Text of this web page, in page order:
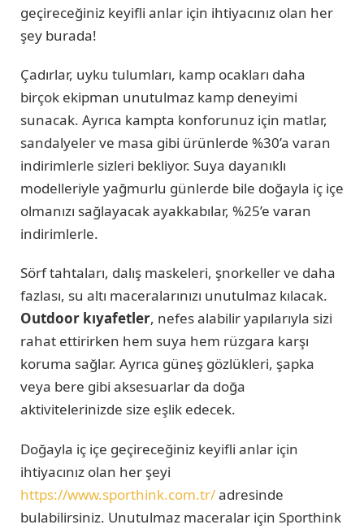
geçireceğiniz keyifli anlar için ihtiyacınız olan her
şey burada!
Çadırlar, uyku tulumları, kamp ocakları daha
birçok ekipman unutulmaz kamp deneyimi
sunacak. Ayrıca kampta konforunuz için matlar,
sandalyeler ve masa gibi ürünlerde %30’a varan
indirimlerle sizleri bekliyor. Suya dayanıklı
modelleriyle yağmurlu günlerde bile doğayla iç içe
olmanızı sağlayacak ayakkabılar, %25’e varan
indirimlerle.
Sörf tahtaları, dalış maskeleri, şnorkeller ve daha
fazlası, su altı maceralarınızı unutulmaz kılacak.
Outdoor kıyafetler, nefes alabilir yapılarıyla sizi
rahat ettirirken hem suya hem rüzgara karşı
koruma sağlar. Ayrıca güneş gözlükleri, şapka
veya bere gibi aksesuarlar da doğa
aktivitelerinizde size eşlik edecek.
Doğayla iç içe geçireceğiniz keyifli anlar için
ihtiyacınız olan her şeyi
https://www.sporthink.com.tr/adresinde
bulabilirsiniz. Unutulmaz maceralar için Sporthink